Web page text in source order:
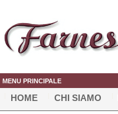
MENU PRINCIPALE
HOME CHI SIAMO